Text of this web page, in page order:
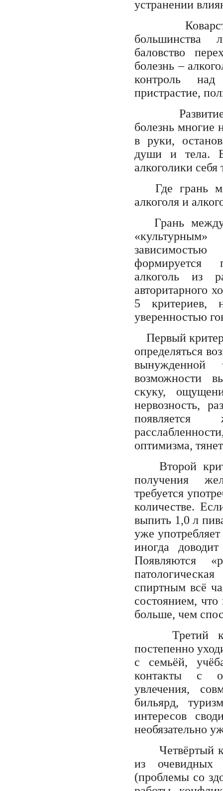
устранении
большинства
баловство
болезнь –
контроль
пристрастие,
Развитие
болезнь многие
в руки,
души и тела.
алкоголики
Где грань
алкоголя и
Грань между,
формируется
алкоголь из
авторитарного
5 критериев,
уверенностью
Первый
определяться
вынужденной
возможности
скуку,
нервозность,
появляется
оптимизма,
Второй
получения
требуется
количестве.
выпить 1,0 л
уже
иногда
Появляются
спиртным всё
состоянием, что
больше, чем
Третий
постепенно
с семьёй,
контакты с
увлечения,
бильярд,
интересов
необязательно
Четвёртый
из очевидных
(проблемы со